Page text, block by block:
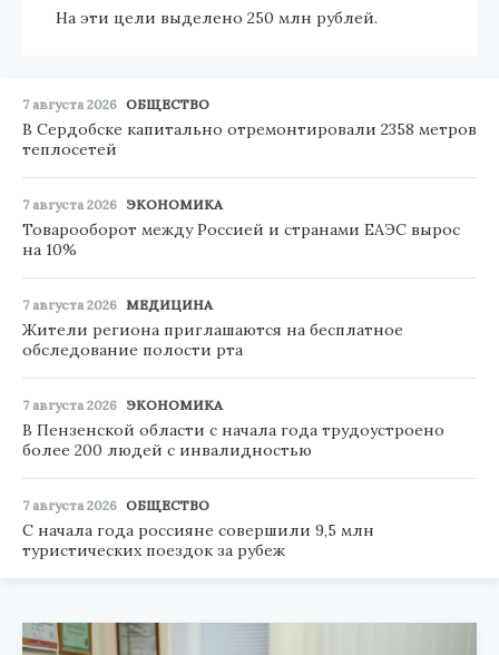
На эти цели выделено 250 млн рублей.
7 августа 2026 ОБЩЕСТВО
В Сердобске капитально отремонтировали 2358 метров
теплосетей
7 августа 2026 ЭКОНОМИКА
Товарооборот между Россией и странами ЕАЭС вырос
на 10%
7 августа 2026 МЕДИЦИНА
Жители региона приглашаются на бесплатное
обследование полости рта
7 августа 2026 ЭКОНОМИКА
В Пензенской области с начала года трудоустроено
более 200 людей с инвалидностью
7 августа 2026 ОБЩЕСТВО
С начала года россияне совершили 9,5 млн
туристических поездок за рубеж